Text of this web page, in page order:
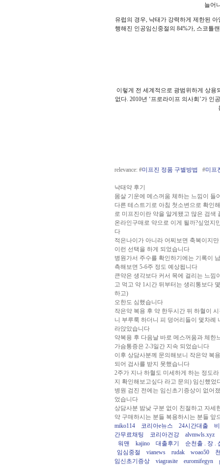
늘어
유럽의 경우, 낙태가 강력하게 제한된
행해진 인공임신중절의 84%가, 스코틀
이렇게 전 세계적으로 광범위하게 상
없다. 2010년 ‘프로라이프 의사회’가
relevance: #미프진 정품 구별방법 #미프
낙태약 후기
몸살 기운에 메스꺼움 체하는 느낌이 들
다른 테스트기로 아침 첫소변으로 확인
로 미프진이란 약을 알게됐고 많은 검색
온라인구매로 약으로 이게 될까?싶었지
다
적은나이가 아니라 어찌보면 축복이지
이런 선택을 하게 되었습니다
병원가서 주수를 확인하기에는 기록이
측해보면 5-6주 정도 예상됩니다
큰약은 생각보다 커서 목에 걸리는 느낌
고 먹고 약 1시간 뒤부터는 생리통보다
하고)
오한도 심했습니다
작은약 복용 후 약 한두시간 뒤 하혈이
니 부루룩 하더니 피 덩어리들이 몇차례
라앉았습니다
약복용 후 다음날 바로 메스꺼움과 체한
가슴통증은 2-3일간 지속 되었습니다
이후 상담사분께 문의해보니 작은약 복
되어 검사를 받지 못했습니다
2주가 지나 하혈도 미세하게 하는 정도
지 확인해보고싶다 라고 문의) 임신했
병원 검진 전에는 임신초기증상이 없어
었습니다
상담사분 밤낮 구분 없이 친절하고 자세
약 구매하시는 분들 복용하시는 분들 앞
miko114
코리아e뉴스 24시간대출
간무료채팅
코리아건강
alvmwls.xyz
워맨
kajino 대출후기
순천출 . 장 .
임심중절
vianews rudak woao50
임신초기증상
viagrasite euromifegyn